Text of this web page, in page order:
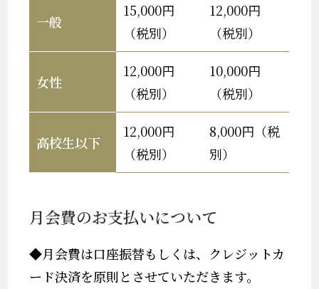
一般
15,000円
（税別）
12,000円
（税別）
女性
12,000円
（税別）
10,000円
（税別）
高校生以下
12,000円
（税別）
8,000円（税
別）
月会費のお支払いについて
◆月会費は口座振替もしくは、クレジットカ
ード決済を原則とさせていただきます。